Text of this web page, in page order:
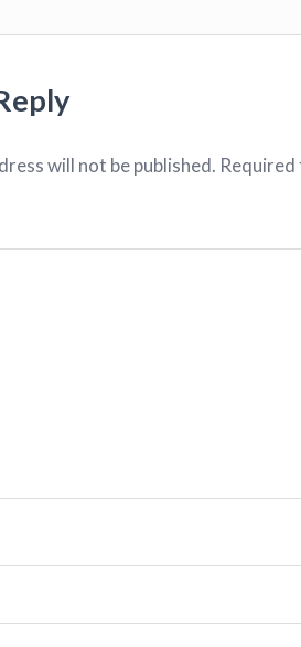
will not be published.